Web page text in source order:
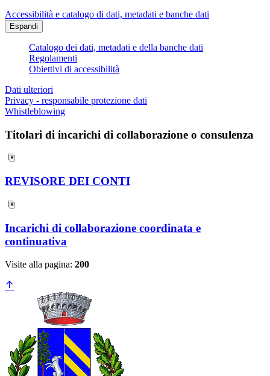
Accessibilità e catalogo di dati, metadati e banche dati
Espandi
Catalogo dei dati, metadati e della banche dati
Regolamenti
Obiettivi di accessibilità
Dati ulteriori
Privacy - responsabile protezione dati
Whistleblowing
Titolari di incarichi di collaborazione o consulenza
REVISORE DEI CONTI
Incarichi di collaborazione coordinata e
continuativa
Visite alla pagina: 200